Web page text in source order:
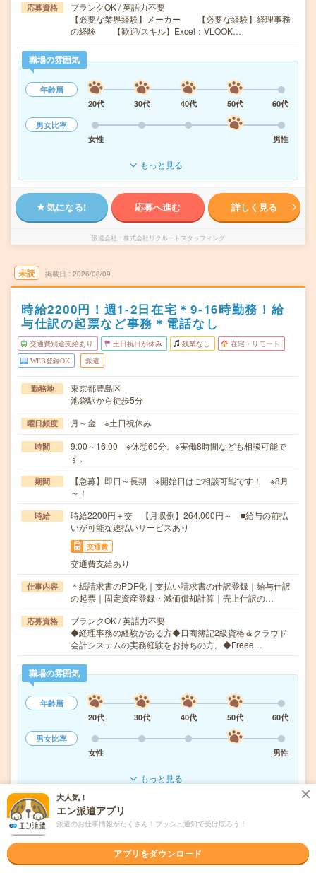
応募資格
ブランクOK / 英語力不要
【必要な業界経験】メーカー 【必要な経験】経理事務
の経験 【歓迎/スキル】Excel：VLOOK…
職場の雰囲気
年齢層
20代
30代 40代 50代
60代
男女比率
女性
男性
もっと見る
気になる! 応募へ進む 詳しく見る
派遣会社 株式会社リクルートスタッフィング
未読 掲載日 2026/08/09
時給2200円！週1-2日在宅＊9-16時勤務！給
与仕訳の起票など事務＊電話なし
交通費別途支給あり 土日祝日が休み 残業なし 在宅・リモート
WEB登録OK 派遣
勤務地
東京都豊島区
池袋駅から徒歩5分
曜日頻度 月～金 ※土日祝休み
時間
9:00～16:00 ※休憩60分。※実働8時間なども相談可能で
す。
期間
【急募】即日～長期 ※開始日はご相談可能です！ ※8月
～！
時給
時給2200円＋交 【月収例】264,000円～ ■給与の前払
いが可能な速払いサービスあり
交通費
交通費支給あり
仕事内容
＊紙請求書のPDF化｜支払い請求書の仕訳登録｜給与仕訳
の起票｜固定資産登録・減価償却計算｜売上仕訳の…
応募資格
ブランクOK / 英語力不要
◆経理事務の経験がある方◆日商簿記2級資格＆クラウド
会計システムの実務経験をお持ちの方。◆Freee…
職場の雰囲気
年齢層
20代
30代 40代 50代
60代
男女比率
女性
男性
もっと見る
気になる! 応募へ進む 詳しく見る
派遣会社 株式会社スタッフサービス
大人気！
エン派遣アプリ
派遣のお仕事情報がたくさん！プッシュ通知で受け取ろう！
アプリをダウンロード